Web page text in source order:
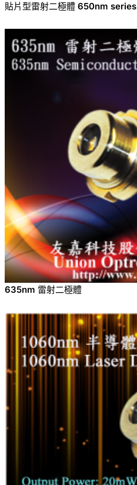
貼片型雷射二極體 650nm series
635nm 雷射二極體